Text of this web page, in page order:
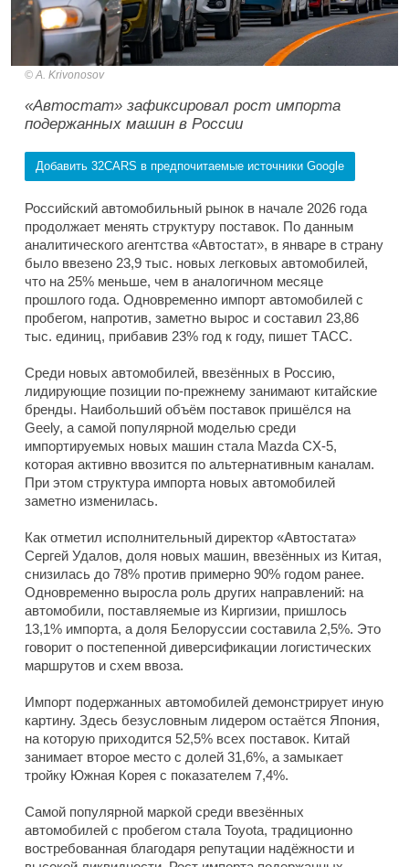
A. Krivonosov
«Автостат» зафиксировал рост импорта
подержанных машин в России
Добавить 32CARS в предпочитаемые источники Google
Российский автомобильный рынок в начале 2026 года
продолжает менять структуру поставок. По данным
аналитического агентства «Автостат», в январе в страну
было ввезено 23,9 тыс. новых легковых автомобилей,
что на 25% меньше, чем в аналогичном месяце
прошлого года. Одновременно импорт автомобилей с
пробегом, напротив, заметно вырос и составил 23,86
тыс. единиц, прибавив 23% год к году, пишет ТАСС.
Среди новых автомобилей, ввезённых в Россию,
лидирующие позиции по-прежнему занимают китайские
бренды. Наибольший объём поставок пришёлся на
Geely, а самой популярной моделью среди
импортируемых новых машин стала Mazda CX-5,
которая активно ввозится по альтернативным каналам.
При этом структура импорта новых автомобилей
заметно изменилась.
Как отметил исполнительный директор «Автостата»
Сергей Удалов, доля новых машин, ввезённых из Китая,
снизилась до 78% против примерно 90% годом ранее.
Одновременно выросла роль других направлений: на
автомобили, поставляемые из Киргизии, пришлось
13,1% импорта, а доля Белоруссии составила 2,5%. Это
говорит о постепенной диверсификации логистических
маршрутов и схем ввоза.
Импорт подержанных автомобилей демонстрирует иную
картину. Здесь безусловным лидером остаётся Япония,
на которую приходится 52,5% всех поставок. Китай
занимает второе место с долей 31,6%, а замыкает
тройку Южная Корея с показателем 7,4%.
Самой популярной маркой среди ввезённых
автомобилей с пробегом стала Toyota, традиционно
востребованная благодаря репутации надёжности и